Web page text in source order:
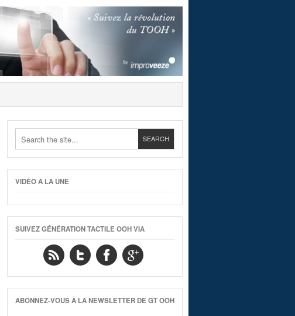
VIDÉO À LA UNE
SUIVEZ GÉNÉRATION TACTILE OOH VIA
ABONNEZ-VOUS À LA NEWSLETTER DE GT OOH